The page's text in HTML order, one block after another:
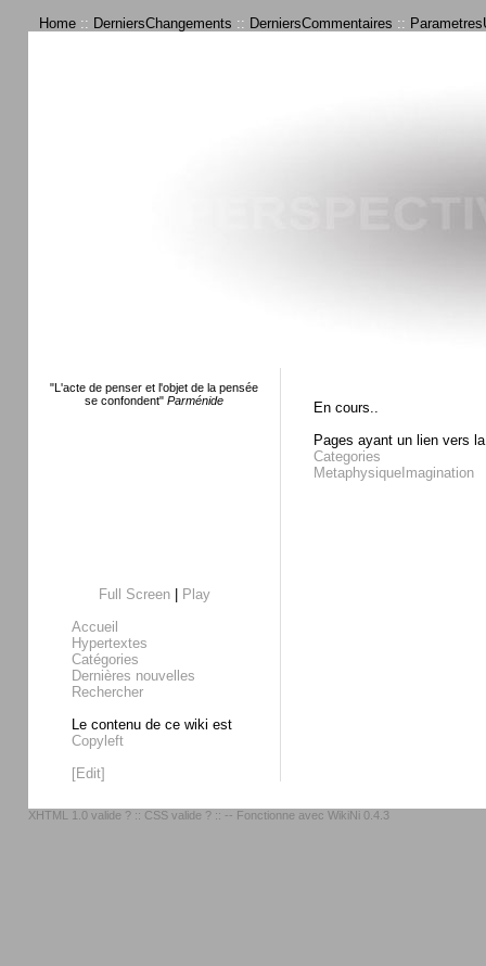
Home :: DerniersChangements :: DerniersCommentaires ::
"L'acte de penser et l'objet de la pensée
se confondent" Parménide
Full Screen|
Play
Accueil
Hypertextes
Catégories
Dernières nouvelles
Rechercher
Le contenu de ce wiki est
Copyleft
[Edit]
En cours..
Pages ayant un lien vers
Categories
MetaphysiqueImagination
XHTML 1.0 valide ? :: CSS valide ? :: -- Fonctionne avec WikiNi 0.4.3